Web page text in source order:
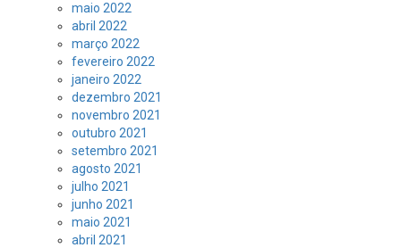
maio 2022
abril 2022
março 2022
fevereiro 2022
janeiro 2022
dezembro 2021
novembro 2021
outubro 2021
setembro 2021
agosto 2021
julho 2021
junho 2021
maio 2021
abril 2021